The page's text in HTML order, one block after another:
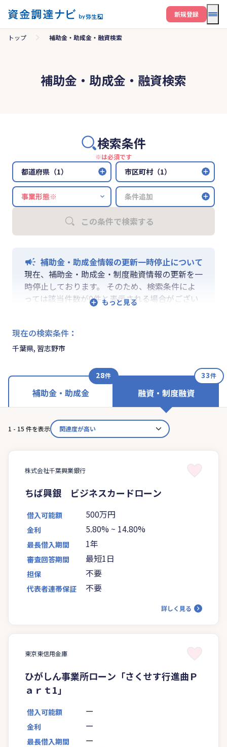
メ
新規登録
トップ 補助金・助成金・融資検索
補助金・助成金・融資検索
検索条件
※は必須です
都道府県（1） 市区町村（1）
条件追加
この条件で検索する
補助金・助成金情報の更新一時停止について
現在、補助金・助成金・制度融資情報の更新を一
時停止しております。 そのため、検索条件によ
っては該当件数が0件と表示される場合がござい
ます。 ご迷惑をおかけしますが、更新再開まで
なお、融資情報、ならびに「学ぶ」「作る」「相
談する」の各機能は通常通りご利用いただけま
現在の検索条件 ：
千葉県, 習志野市
補助金・助成金
28件
融資・制度融資
33件
1 - 15 件を表示
株式会社千葉興業銀行
ちば興銀 ビジネスカードローン
借入可能額 500万円
金利 5.80% ~ 14.80%
最長借入期間 1年
審査回答期間 最短1日
担保 不要
代表者連帯保証 不要
詳しく見る
東京東信用金庫
ひがしん事業所ローン「さくせす行進曲Ｐ
ａｒｔ1」
借入可能額 ー
金利 ー
最長借入期間 ー